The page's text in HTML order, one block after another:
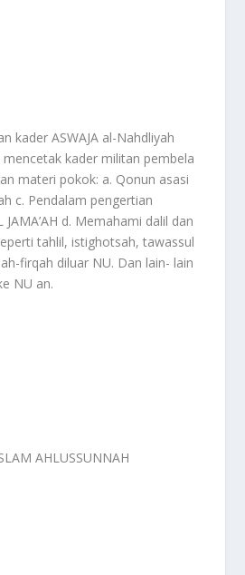
kader ASWAJA al-Nahdliyah
kader militan pembela
materi pokok: a. Qonun asasi
c. Pendalam pengertian
JAMA’AH d. Memahami dalil dan
tahlil, istighotsah, tawassul
firqah diluar NU. Dan lain- lain
NU an.
AHLUSSUNNAH